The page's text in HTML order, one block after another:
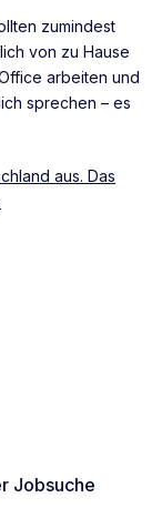
zumindest
von zu Hause
arbeiten und
sprechen – es
aus. Das
Jobsuche